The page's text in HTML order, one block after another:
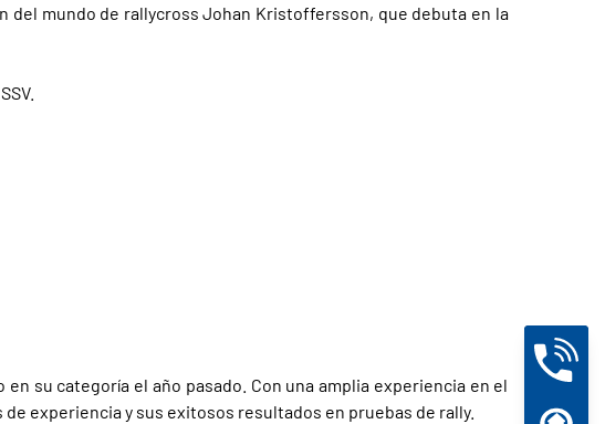
del mundo de rallycross Johan Kristoffersson, que debuta en la
su categoría el año pasado. Con una amplia experiencia en el
experiencia y sus exitosos resultados en pruebas de rally.